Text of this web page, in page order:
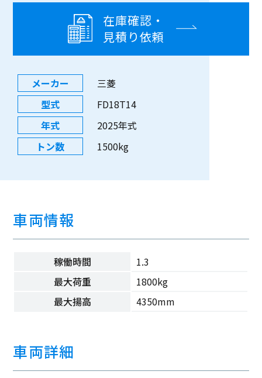
在庫確認・
見積り依頼
メーカー
三菱
型式
FD18T14
年式
2025年式
トン数
1500kg
車両情報
稼働時間
1.3
最大荷重
1800kg
最大揚高
4350mm
車両詳細